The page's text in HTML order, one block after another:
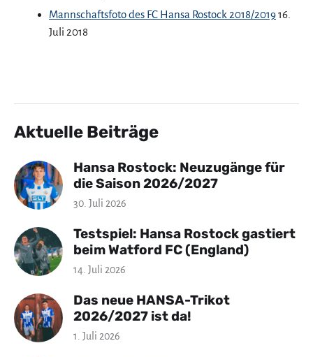
Mannschaftsfoto des FC Hansa Rostock 2018/201916.
Juli 2018
Aktuelle Beiträge
Hansa Rostock: Neuzugänge für
die Saison 2026/2027
30. Juli 2026
Testspiel: Hansa Rostock gastiert
beim Watford FC (England)
14. Juli 2026
Das neue HANSA-Trikot
2026/2027 ist da!
1. Juli 2026